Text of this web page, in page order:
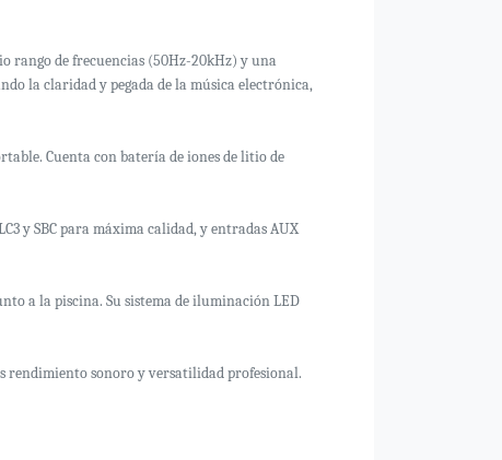
rango de frecuencias (50Hz-20kHz) y una
la claridad y pegada de la música electrónica,
Cuenta con batería de iones de litio de
y SBC para máxima calidad, y entradas AUX
a la piscina. Su sistema de iluminación LED
rendimiento sonoro y versatilidad profesional.